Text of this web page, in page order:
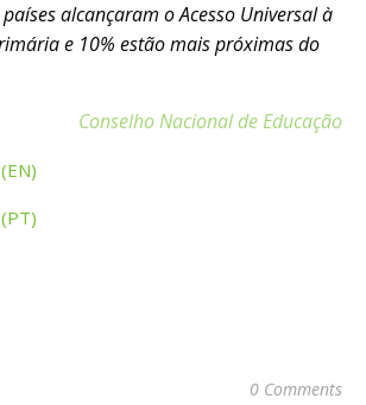
alcançaram o Acesso Universal à
e 10% estão mais próximas do
Conselho Nacional de Educação
0 Comments